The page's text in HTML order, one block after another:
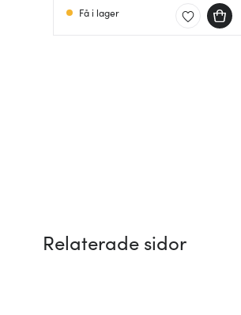
Få i lager
Relaterade sidor